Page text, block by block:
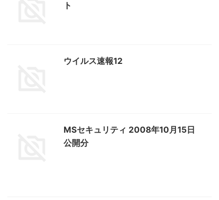
ト
ウイルス速報12
MSセキュリティ 2008年10月15日
公開分